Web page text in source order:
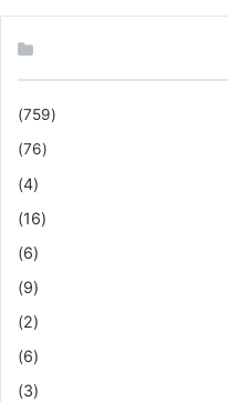
(759)
(76)
(4)
(16)
(6)
(9)
(2)
(6)
(3)